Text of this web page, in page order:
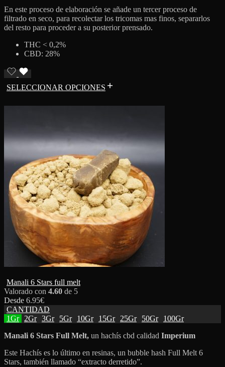
En este proceso de elaboración se añade un tercer proceso de
filtrado en seco, para recolectar los tricomas mas finos, separarlos
del resto para proceder a su posterior prensado.
THC < 0,2%
CBD: 28%
SELECCIONAR OPCIONES
Manali 6 Stars full melt
Valorado con 4.60 de 5
Desde 6.95€
CANTIDAD
1Gr
2Gr 3Gr 5Gr 10Gr 15Gr 25Gr 50Gr
100Gr
Manali 6 Stars Full Melt, un hachís cbd calidad Imperium
Este Hachís es lo último en resinas, un bubble hash Full Melt 6
Stars, también llamado “extracto derretido”.